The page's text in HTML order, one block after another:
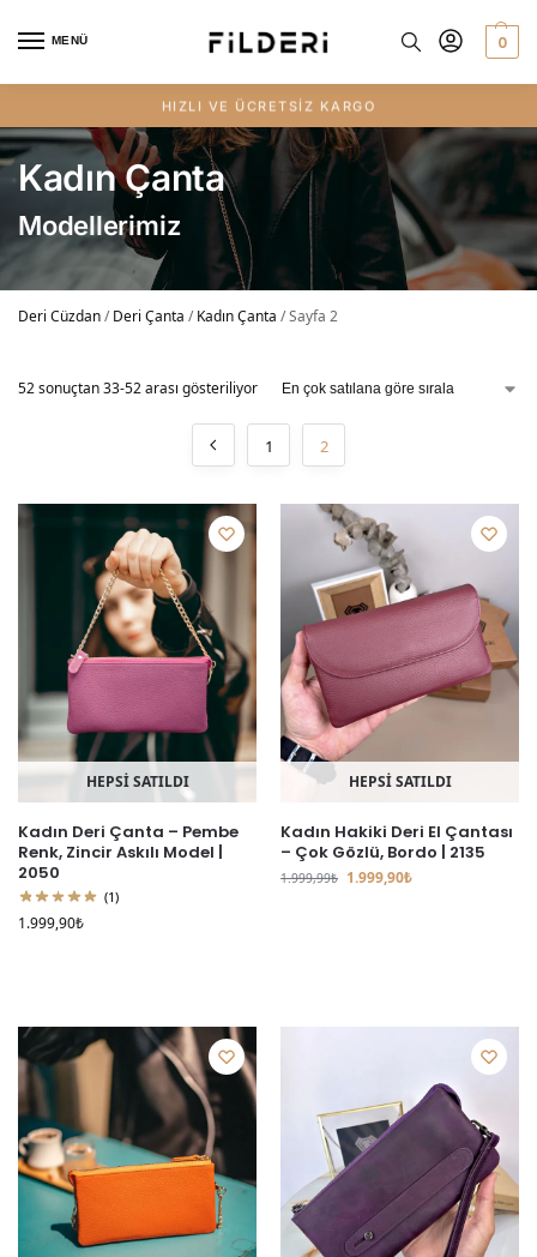
MENÜ 0
HIZLI VE ÜCRETSİZ KARGO
Kadın Çanta
Modellerimiz
Deri Cüzdan/Deri Çanta /Kadın Çanta /Sayfa 2
52 sonuçtan 33-52 arası gösteriliyor
1 2
HEPSİ SATILDI
Kadın Deri Çanta – Pembe
Renk, Zincir Askılı Model |
2050
(1)
1.999,90₺
HEPSİ SATILDI
Kadın Hakiki Deri El Çantası
– Çok Gözlü, Bordo | 2135
1.999,99₺ 1.999,90₺